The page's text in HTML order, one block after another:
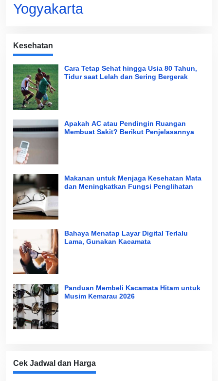
Yogyakarta
Kesehatan
Cara Tetap Sehat hingga Usia 80 Tahun,
Tidur saat Lelah dan Sering Bergerak
Apakah AC atau Pendingin Ruangan
Membuat Sakit? Berikut Penjelasannya
Makanan untuk Menjaga Kesehatan Mata
dan Meningkatkan Fungsi Penglihatan
Bahaya Menatap Layar Digital Terlalu
Lama, Gunakan Kacamata
Panduan Membeli Kacamata Hitam untuk
Musim Kemarau 2026
Cek Jadwal dan Harga